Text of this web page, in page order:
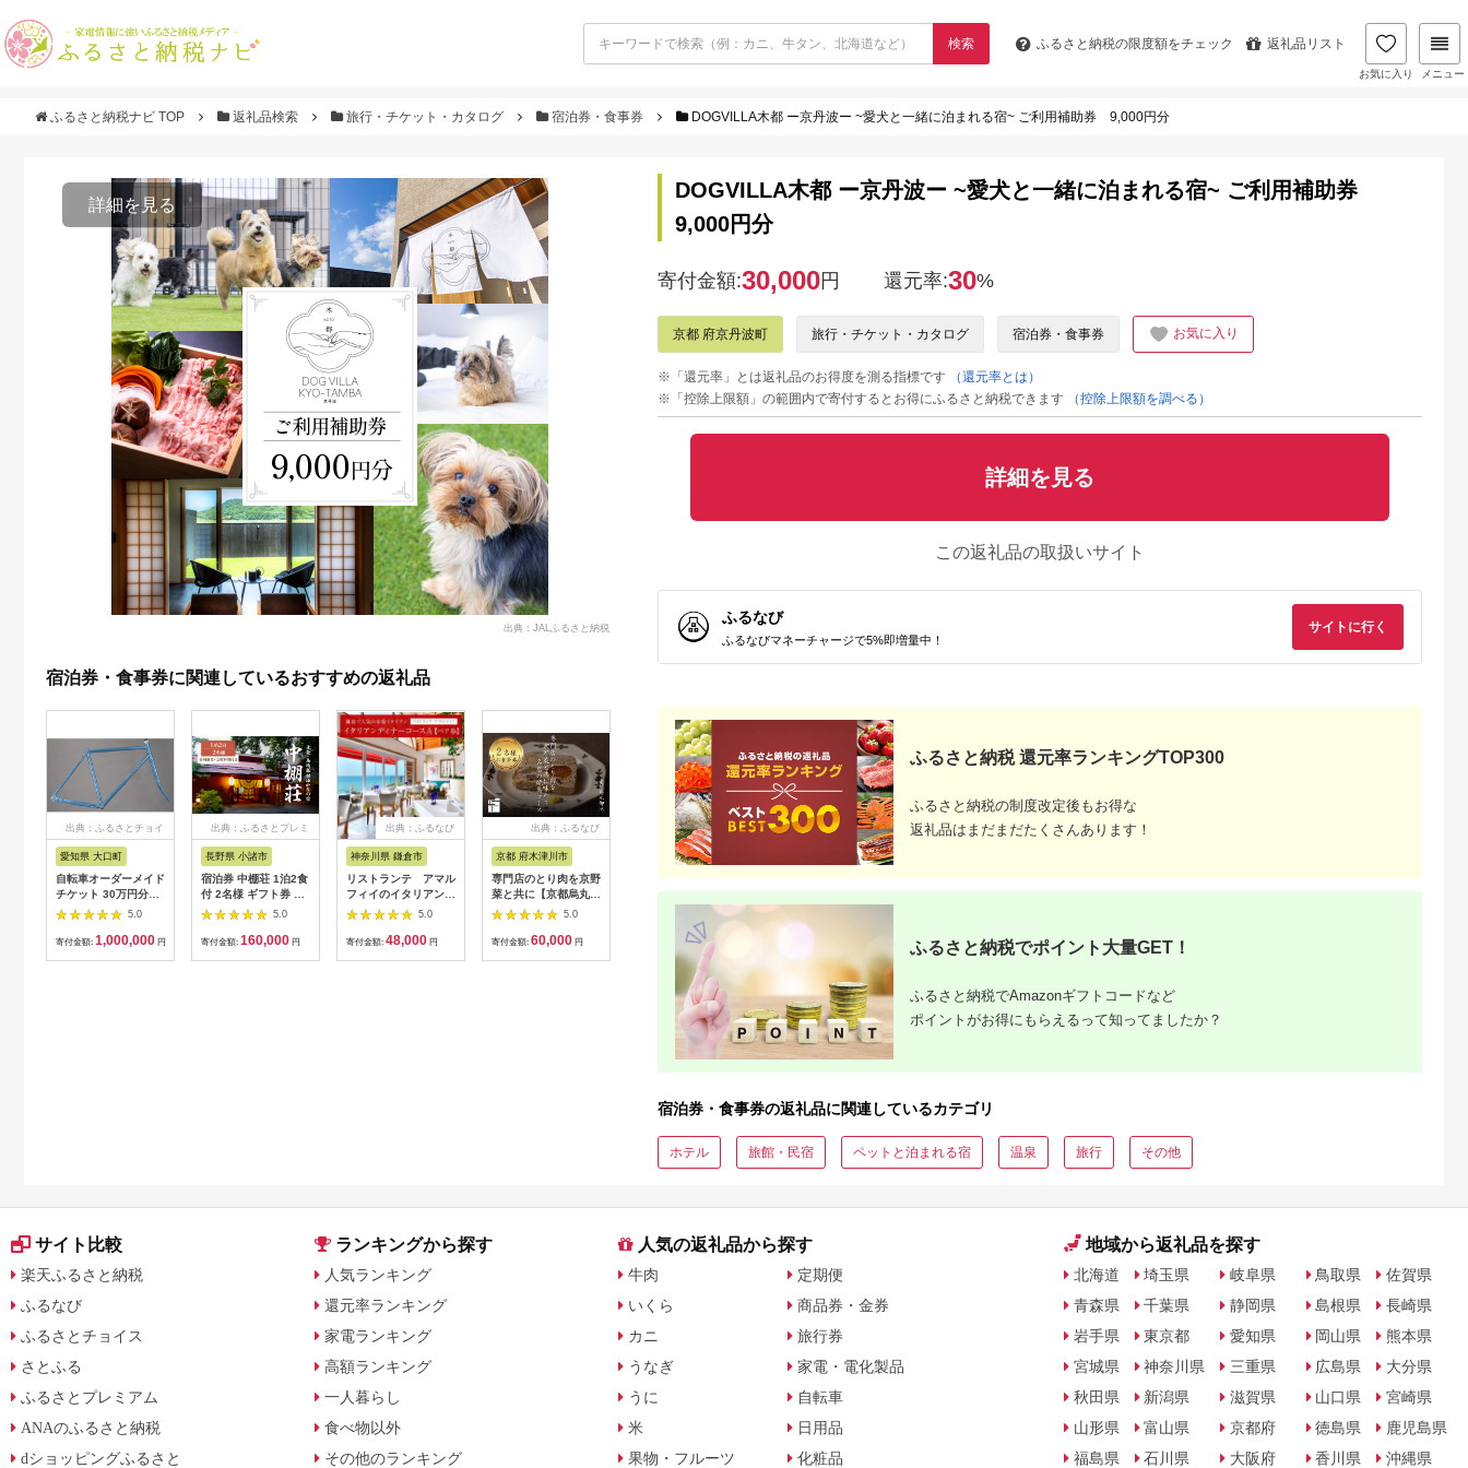
検索 ふるさと納税の限度額をチェック 返礼品リスト
お気に入り メニュー
ふるさと納税ナビ TOP 返礼品検索 旅行・チケット・カタログ 宿泊券・食事券 DOGVILLA木都 ー京丹波ー ~愛犬と一緒に泊まれる宿~ ご利用補助券 9,000円分
詳細を見る
出典：JALふるさと納税
宿泊券・食事券に関連しているおすすめの返礼品
出典：ふるさとチョイ
愛知県 大口町
自転車オーダーメイド
チケット 30万円分
【1360365】
5.0
寄付金額: 1,000,000 円
出典：ふるさとプレミ
長野県 小諸市
宿泊券 中棚荘 1泊2食
付 2名様 ギフト券 チ
ケット 券 宿泊 旅行
5.0
寄付金額: 160,000 円
出典：ふるなび
神奈川県 鎌倉市
リストランテ アマル
フィイのイタリアンデ
ィナーコースA ペア
5.0
寄付金額: 48,000 円
出典：ふるなび
京都 府木津川市
専門店のとり肉を京野
菜と共に【京都烏丸御
池】で味わう2名様焼
鳥コースお食事券
064-15
5.0
寄付金額: 60,000 円
出典：ふるなび
界 雲仙 ふるさと納
税宿泊ギフト券
（15,000円）【星野
5.0
50,000
出典：ふるなび
【BlueTarp】ランチ
お食事券(ペア) チケッ
出典：ふるさとチョイ
【先行受付】ゴルフク
ラブ購入補助券
ゴルフクラブ ダンロ
ップ ゼクシオ スリク
アイアン ドライバー
フェアウェイウッド
寄付金額: 1,000,000円
出典：ふるさとチョイ
北軽井沢・八ッ場ダム
周辺ほか町内各所で利
分）
寄付金額:10,000円
全日 さんねむ温泉 ペ
ア宿泊券[2名:1泊朝食
瀬戸内 温泉 たまの湯
入館優待券 10枚 セ
DOGVILLA木都 ー京丹波ー ~愛犬と一緒に泊まれる宿~ ご利用補助券
9,000円分
寄付金額:30,000円 還元率:30%
京都 府京丹波町 旅行・チケット・カタログ 宿泊券・食事券 お気に入り
※「還元率」とは返礼品のお得度を測る指標です
（還元率とは）
※「控除上限額」の範囲内で寄付するとお得にふるさと納税できます
（控除上限額を調べる）
詳細を見る
この返礼品の取扱いサイト
ふるなび
ふるなびマネーチャージで5%即増量中！
サイトに行く
ふるさと納税 還元率ランキングTOP300
ふるさと納税の制度改定後もお得な
返礼品はまだまだたくさんあります！
ふるさと納税でポイント大量GET！
ふるさと納税でAmazonギフトコードなど
ポイントがお得にもらえるって知ってましたか？
宿泊券・食事券の返礼品に関連しているカテゴリ
ホテル 旅館・民宿 ペットと泊まれる宿 温泉 旅行 その他
サイト比較
楽天ふるさと納税
ふるなび
ふるさとチョイス
さとふる
ふるさとプレミアム
ANAのふるさと納税
dショッピングふるさと
ランキングから探す
人気ランキング
還元率ランキング
家電ランキング
高額ランキング
一人暮らし
食べ物以外
その他のランキング
人気の返礼品から探す
牛肉
いくら
カニ
うなぎ
うに
米
果物・フルーツ
定期便
商品券・金券
旅行券
家電・電化製品
自転車
日用品
化粧品
地域から返礼品を探す
北海道
青森県
岩手県
宮城県
秋田県
山形県
福島県
埼玉県
千葉県
東京都
神奈川県
新潟県
富山県
石川県
岐阜県
静岡県
愛知県
三重県
滋賀県
京都府
大阪府
鳥取県
島根県
岡山県
広島県
山口県
徳島県
香川県
佐賀県
長崎県
熊本県
大分県
宮崎県
鹿児島県
沖縄県